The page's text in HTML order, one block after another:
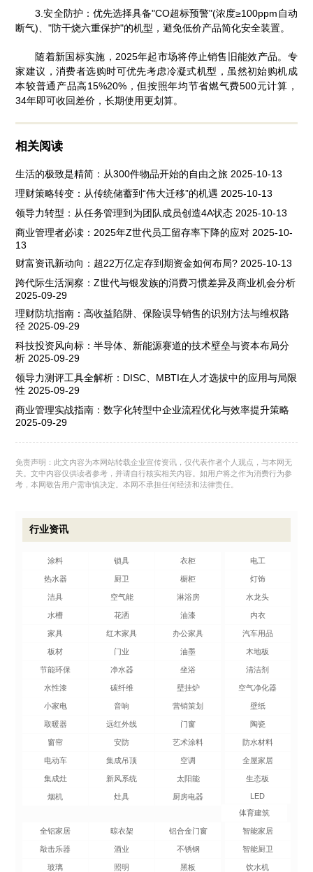
3.安全防护：优先选择具备"CO超标预警"(浓度≥100ppm自动
断气)、"防干烧六重保护"的机型，避免低价产品简化安全装置。
随着新国标实施，2025年起市场将停止销售旧能效产品。专
家建议，消费者选购时可优先考虑冷凝式机型，虽然初始购机成
本较普通产品高15%20%，但按照年均节省燃气费500元计算，
34年即可收回差价，长期使用更划算。
相关阅读
生活的极致是精简：从300件物品开始的自由之旅 2025-10-13
理财策略转变：从传统储蓄到“伟大迁移”的机遇 2025-10-13
领导力转型：从任务管理到为团队成员创造4A状态 2025-10-13
商业管理者必读：2025年Z世代员工留存率下降的应对 2025-10-
13
财富资讯新动向：超22万亿定存到期资金如何布局? 2025-10-13
跨代际生活洞察：Z世代与银发族的消费习惯差异及商业机会分析
2025-09-29
理财防坑指南：高收益陷阱、保险误导销售的识别方法与维权路
径 2025-09-29
科技投资风向标：半导体、新能源赛道的技术壁垒与资本布局分
析 2025-09-29
领导力测评工具全解析：DISC、MBTI在人才选拔中的应用与局限
性 2025-09-29
商业管理实战指南：数字化转型中企业流程优化与效率提升策略
2025-09-29
免责声明：此文内容为本网站转载企业宣传资讯，仅代表作者个人观点，与本网无
关。文中内容仅供读者参考，并请自行核实相关内容。如用户将之作为消费行为参
考，本网敬告用户需审慎决定。本网不承担任何经济和法律责任。
行业资讯
涂料 锁具 衣柜 电工
热水器 厨卫 橱柜 灯饰
洁具 空气能 淋浴房 水龙头
水槽 花洒 油漆 内衣
家具 红木家具 办公家具 汽车用品
板材 门业 油墨 木地板
节能环保 净水器 坐浴 清洁剂
水性漆 碳纤维 壁挂炉 空气净化器
小家电 音响 营销策划 壁纸
取暖器 远红外线 门窗 陶瓷
窗帘 安防 艺术涂料 防水材料
电动车 集成吊顶 空调 全屋家居
集成灶 新风系统 太阳能 生态板
烟机 灶具 厨房电器
LED
体育建筑
全铝家居 晾衣架 智能家居
铝合金门窗
敲击乐器 酒业 智能厨卫
不锈钢
玻璃 照明 饮水机
黑板